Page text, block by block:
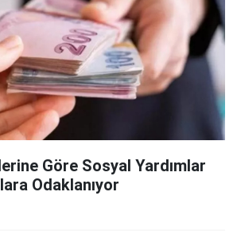
Göre Sosyal Yardımlar
Odaklanıyor